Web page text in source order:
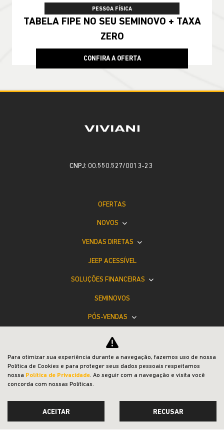
PESSOA FÍSICA
TABELA FIPE NO SEU SEMINOVO + TAXA
ZERO
CONFIRA A OFERTA
CNPJ: 00.550.527/0013-23
OFERTAS
NOVOS
VENDAS DIRETAS
JEEP ACESSÍVEL
SOLUÇÕES FINANCEIRAS
SEMINOVOS
PÓS-VENDAS
INSTITUCIONAL
BLOG
COMPARATIVO
Para otimizar sua experiência durante a navegação, fazemos uso de nossa
Política de Cookies e para proteger seus dados pessoais respeitamos
nossa Política de Privacidade. Ao seguir com a navegação e visita você
concorda com nossas Políticas.
ACEITAR RECUSAR